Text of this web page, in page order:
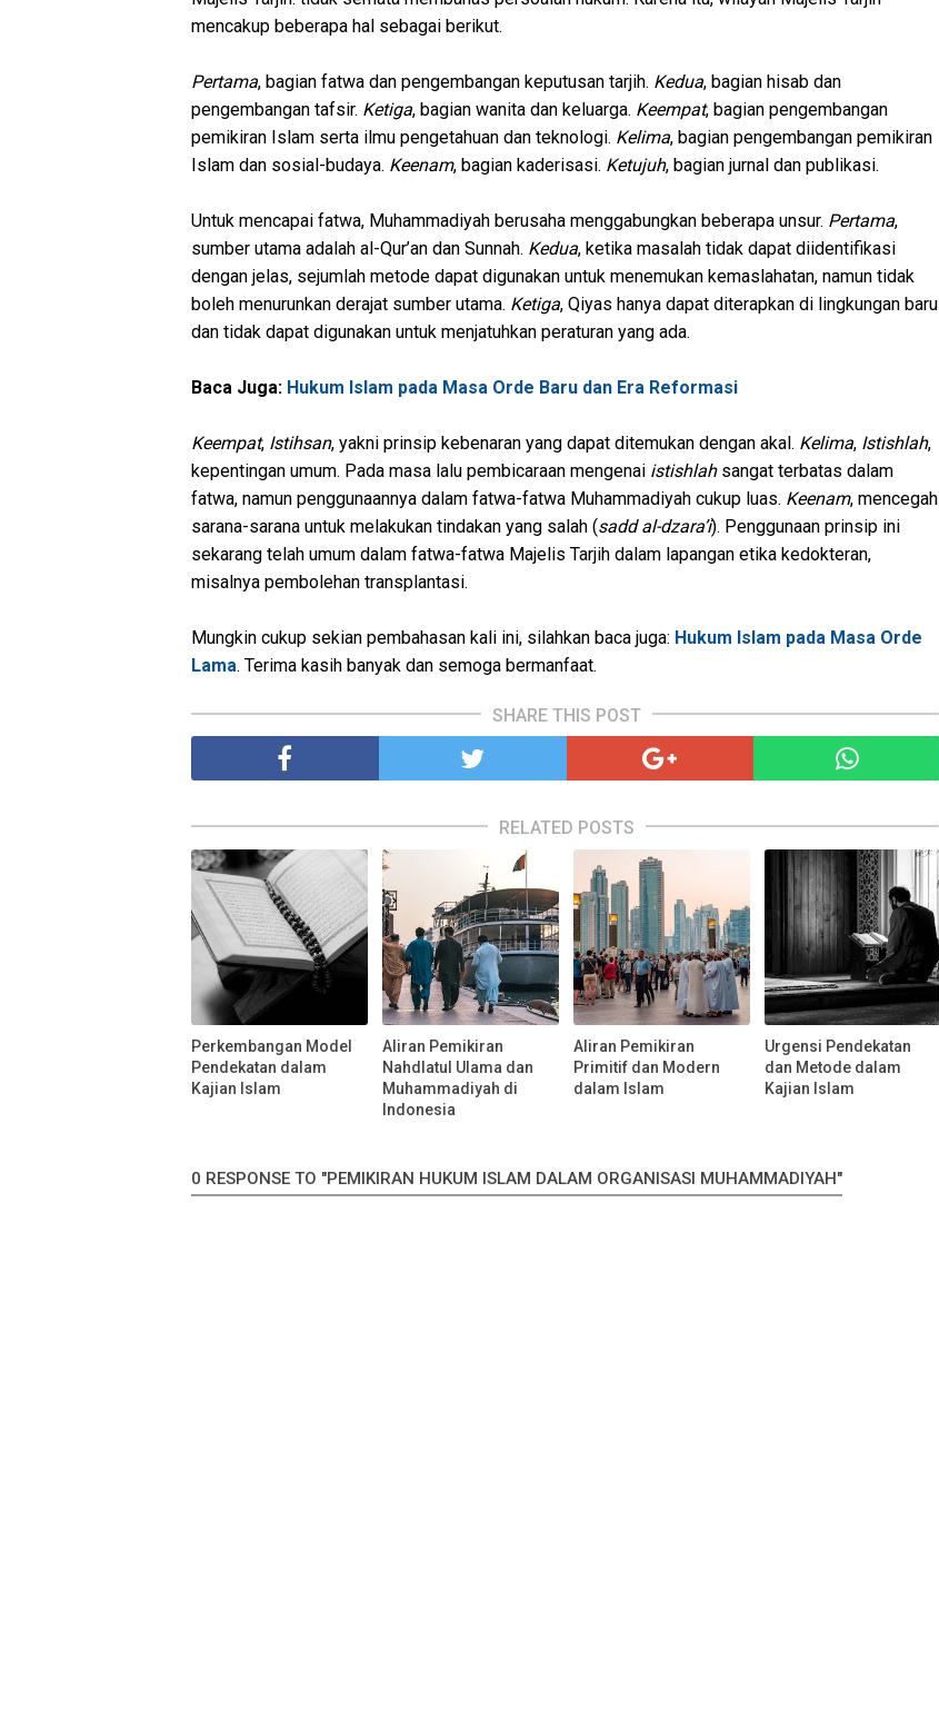
mencakup beberapa hal sebagai berikut.
Pertama, bagian fatwa dan pengembangan keputusan tarjih. Kedua, bagian hisab dan
pengembangan tafsir. Ketiga, bagian wanita dan keluarga. Keempat, bagian pengembangan
pemikiran Islam serta ilmu pengetahuan dan teknologi. Kelima, bagian pengembangan pemikiran
Islam dan sosial-budaya. Keenam, bagian kaderisasi. Ketujuh, bagian jurnal dan publikasi.
Untuk mencapai fatwa, Muhammadiyah berusaha menggabungkan beberapa unsur. Pertama,
sumber utama adalah al-Qur’an dan Sunnah. Kedua, ketika masalah tidak dapat diidentifikasi
dengan jelas, sejumlah metode dapat digunakan untuk menemukan kemaslahatan, namun tidak
boleh menurunkan derajat sumber utama. Ketiga, Qiyas hanya dapat diterapkan di lingkungan baru
dan tidak dapat digunakan untuk menjatuhkan peraturan yang ada.
Baca Juga: Hukum Islam pada Masa Orde Baru dan Era Reformasi
Keempat, Istihsan, yakni prinsip kebenaran yang dapat ditemukan dengan akal. Kelima, Istishlah,
kepentingan umum. Pada masa lalu pembicaraan mengenai istishlahsangat terbatas dalam
fatwa, namun penggunaannya dalam fatwa-fatwa Muhammadiyah cukup luas. Keenam, mencegah
sarana-sarana untuk melakukan tindakan yang salah (sadd al-dzara’i). Penggunaan prinsip ini
sekarang telah umum dalam fatwa-fatwa Majelis Tarjih dalam lapangan etika kedokteran,
misalnya pembolehan transplantasi.
Mungkin cukup sekian pembahasan kali ini, silahkan baca juga: Hukum Islam pada Masa Orde
Lama. Terima kasih banyak dan semoga bermanfaat.
SHARE THIS POST
RELATED POSTS
Perkembangan Model
Pendekatan dalam
Kajian Islam
Aliran Pemikiran
Nahdlatul Ulama dan
Muhammadiyah di
Indonesia
Aliran Pemikiran
Primitif dan Modern
dalam Islam
Urgensi Pendekatan
dan Metode dalam
Kajian Islam
0 RESPONSE TO "PEMIKIRAN HUKUM ISLAM DALAM ORGANISASI MUHAMMADIYAH"